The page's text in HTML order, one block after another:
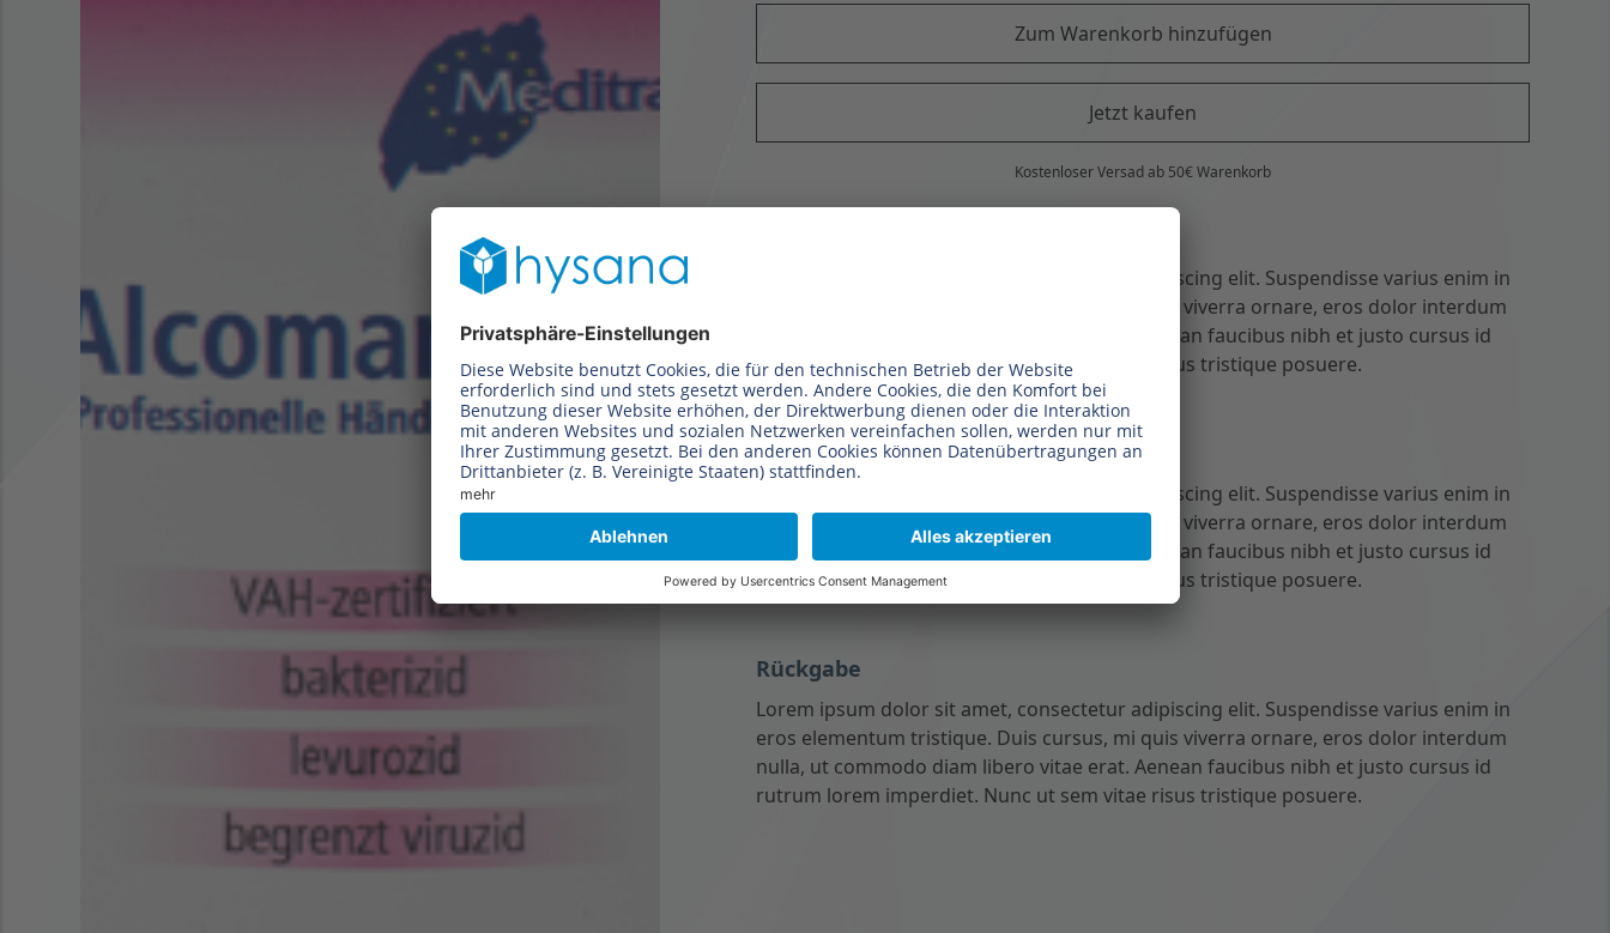
Zum Warenkorb hinzufügen
Jetzt kaufen
Kostenloser Versad ab 50€ Warenkorb
Lorem ipsum dolor sit amet, consectetur adipiscing elit. Suspendisse varius enim in
eros elementum tristique. Duis cursus, mi quis viverra ornare, eros dolor interdum
nulla, ut commodo diam libero vitae erat. Aenean faucibus nibh et justo cursus id
rutrum lorem imperdiet. Nunc ut sem vitae risus tristique posuere.
Versand
Lorem ipsum dolor sit amet, consectetur adipiscing elit. Suspendisse varius enim in
eros elementum tristique. Duis cursus, mi quis viverra ornare, eros dolor interdum
nulla, ut commodo diam libero vitae erat. Aenean faucibus nibh et justo cursus id
rutrum lorem imperdiet. Nunc ut sem vitae risus tristique posuere.
Rückgabe
Lorem ipsum dolor sit amet, consectetur adipiscing elit. Suspendisse varius enim in
eros elementum tristique. Duis cursus, mi quis viverra ornare, eros dolor interdum
nulla, ut commodo diam libero vitae erat. Aenean faucibus nibh et justo cursus id
rutrum lorem imperdiet. Nunc ut sem vitae risus tristique posuere.